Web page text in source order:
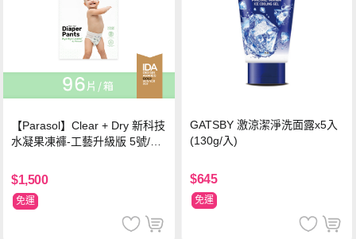
【Parasol】Clear + Dry 新科技
水凝果凍褲-工藝升級版 5號/XL
$1,500
免運
GATSBY 激涼潔淨洗面露x5入
(130g/入)
$645
免運